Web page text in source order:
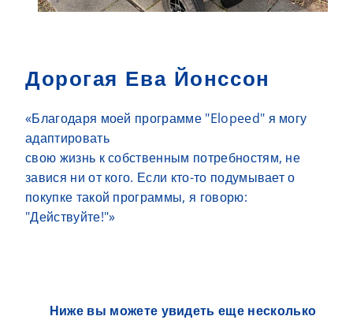
Дорогая Ева Йонссон
«Благодаря моей программе "Elopeed" я могу
адаптировать
свою жизнь к собственным потребностям, не
завися ни от кого. Если кто-то подумывает о
покупке такой программы, я говорю:
"Действуйте!"»
Ниже вы можете увидеть еще несколько